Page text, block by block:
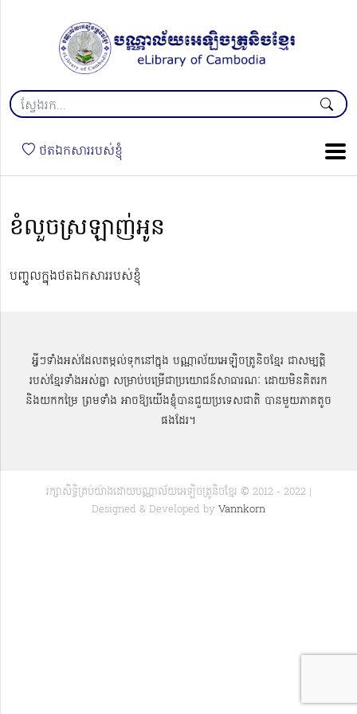
ថតឯកសាររបស់ខ្ញុំ
ខំលួចស្រឡាញ់អូន
បញ្ចូលក្នុងថតឯកសាររបស់ខ្ញុំ
អ្វីៗទាំងអស់ដែលតម្កល់ទុកនៅក្នុង បណ្ណាល័យអេឡិចត្រូនិចខ្មែរ ជាសម្បតិ្ត
របស់ខ្មែរទាំងអស់គ្នា សម្រាប់បម្រើជាប្រយោជន៍សាធារណៈ ដោយមិនគិតរក
និងយកកម្រៃ ព្រមទាំង អាចឱ្យយើងខ្ញុំបានជួយប្រទេសជាតិ បានមួយភាគតូច
ផងដែរ។
រក្សាសិទ្ធិគ្រប់យ៉ាងដោយបណ្ណាល័យអេឡិចត្រូនិចខ្មែរ © 2012 - 2022 |
Designed & Developed by Vannkorn